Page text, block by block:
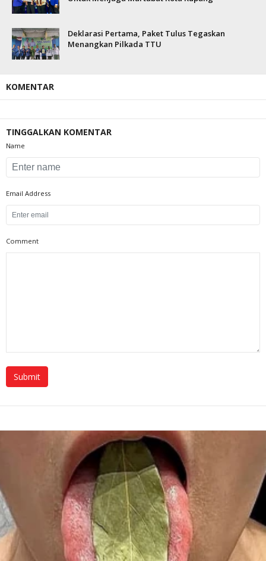
Deklarasi Pertama, Paket Tulus Tegaskan
Menangkan Pilkada TTU
KOMENTAR
TINGGALKAN KOMENTAR
Name
Email Address
Comment